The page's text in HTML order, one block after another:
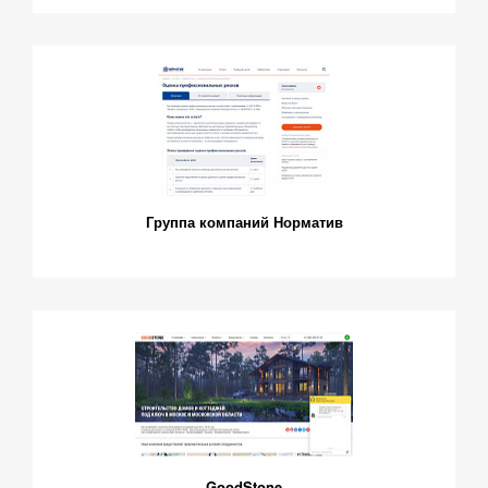
Группа компаний Норматив